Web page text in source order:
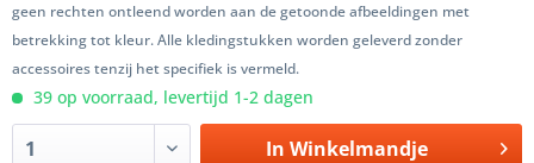
geen rechten ontleend worden aan de getoonde afbeeldingen met
betrekking tot kleur. Alle kledingstukken worden geleverd zonder
accessoires tenzij het specifiek is vermeld.
39 op voorraad, levertijd 1-2 dagen
In Winkelmandje